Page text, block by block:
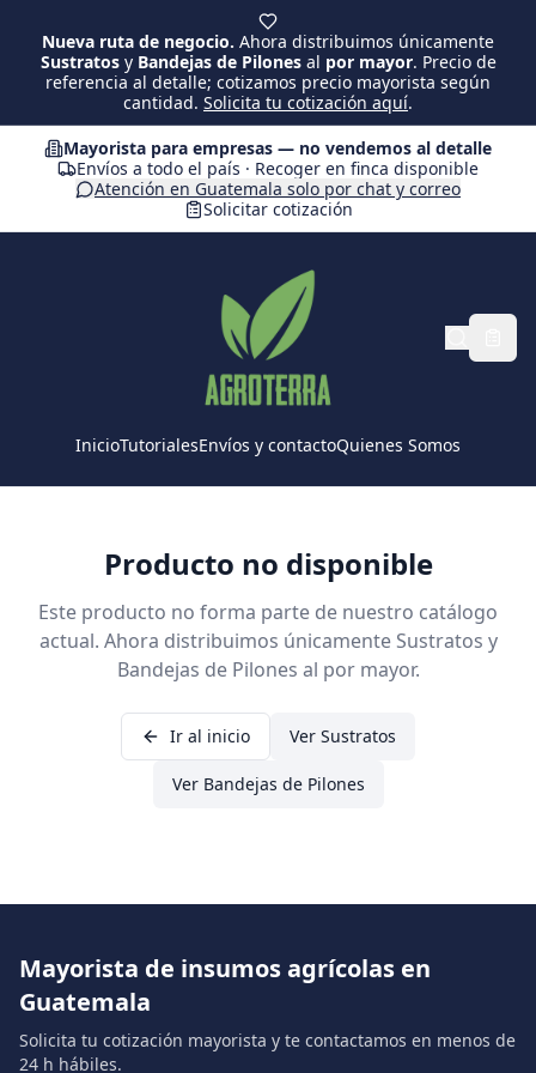
Nueva ruta de negocio. Ahora distribuimos únicamente
Sustratosy Bandejas de Pilonesal por mayor. Precio de
referencia al detalle; cotizamos precio mayorista según
cantidad. Solicita tu cotización aquí.
Mayorista para empresas — no vendemos al detalle
Envíos a todo el país · Recoger en finca disponible
Atención en Guatemala solo por chat y correo
Solicitar cotización
InicioTutorialesEnvíos y contactoQuienes Somos
Producto no disponible
Este producto no forma parte de nuestro catálogo
actual. Ahora distribuimos únicamente Sustratos y
Bandejas de Pilones al por mayor.
Ir al inicio Ver Sustratos
Ver Bandejas de Pilones
Mayorista de insumos agrícolas en
Guatemala
Solicita tu cotización mayorista y te contactamos en menos de
24 h hábiles.